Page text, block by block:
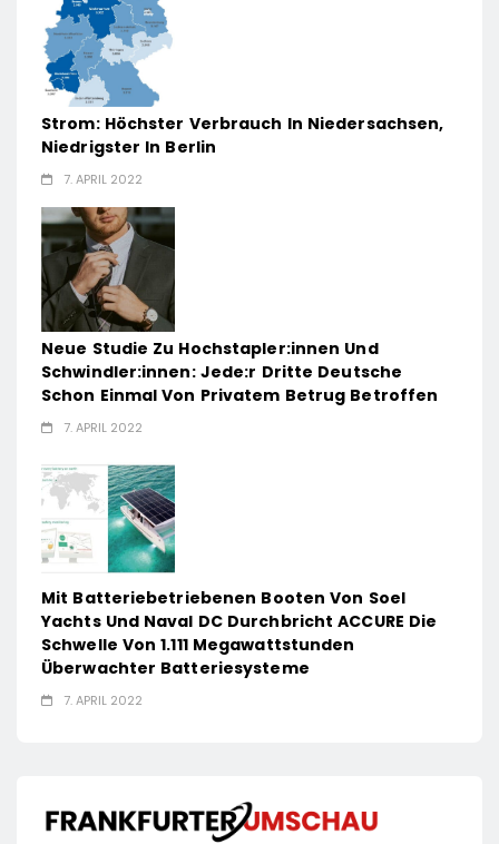
Strom: Höchster Verbrauch In Niedersachsen,
Niedrigster In Berlin
7. APRIL 2022
Neue Studie Zu Hochstapler:innen Und
Schwindler:innen: Jede:r Dritte Deutsche
Schon Einmal Von Privatem Betrug Betroffen
7. APRIL 2022
Mit Batteriebetriebenen Booten Von Soel
Yachts Und Naval DC Durchbricht ACCURE Die
Schwelle Von 1.111 Megawattstunden
Überwachter Batteriesysteme
7. APRIL 2022